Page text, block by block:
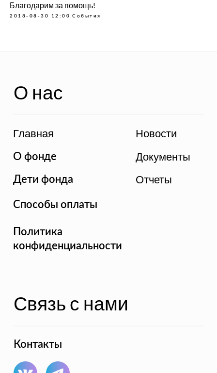
Благодарим за помощь!
2018-08-30 12:00 События
Главная Новости
Благотворительный фонд "ЯМИНЕ", 2022
Связь с нами
Политика
конфиденциальности